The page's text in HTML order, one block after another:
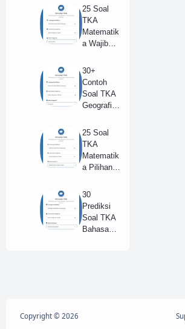
SMA/SM
K 2025 +
Kunci
Jawaban
(Model B)
25 Soal
TKA
Matematik
a Wajib
Tahun
2025 +
Kunci
Jawaban
Lengkap
30+
Contoh
Soal TKA
Geografi
K Tahun
2025 dan
Kunci
Jawaban
25 Soal
TKA
Matematik
a Pilihan
Tahun
2025 +
Kunci
Jawaban
30
Prediksi
Soal TKA
Bahasa
Copyright © 2026